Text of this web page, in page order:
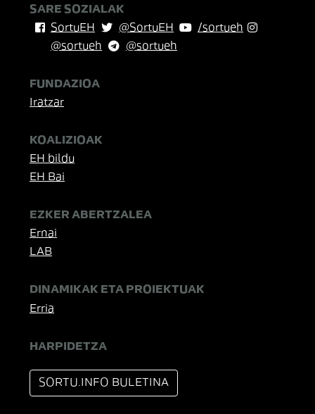
SARE SOZIALAK
SortuEH
@SortuEH
/sortueh
@sortueh
@sortueh
FUNDAZIOA
Iratzar
KOALIZIOAK
EH bildu
EH Bai
EZKER ABERTZALEA
Ernai
LAB
DINAMIKAK ETA PROIEKTUAK
Erria
HARPIDETZA
SORTU.INFO BULETINA